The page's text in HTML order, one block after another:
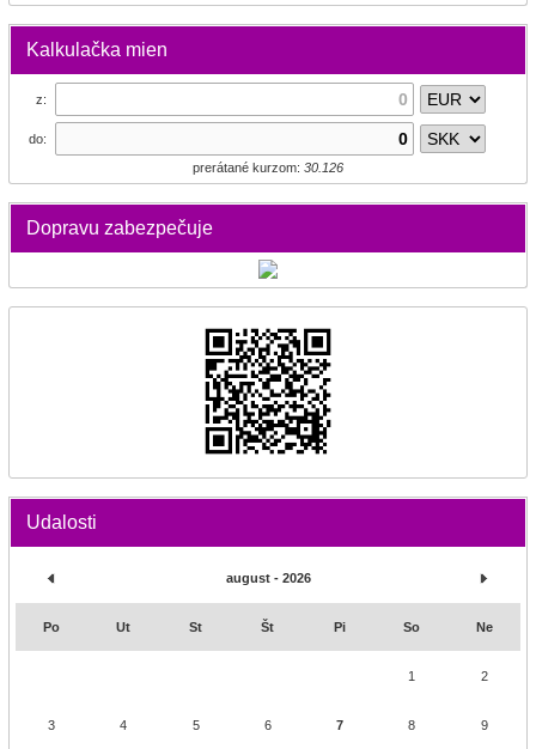
Kalkulačka mien
z:
do:
prerátané kurzom: 30.126
Dopravu zabezpečuje
Udalosti
august - 2026
Po Ut St Št Pi So Ne
1 2
3 4 5 6 7 8 9